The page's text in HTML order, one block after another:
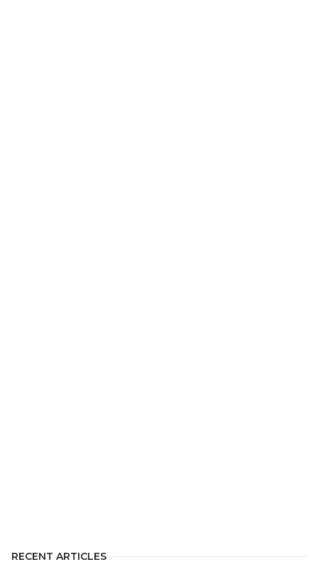
RECENT ARTICLES